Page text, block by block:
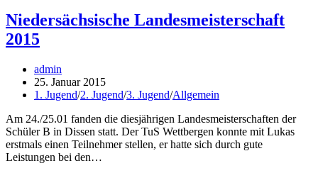
Niedersächsische Landesmeisterschaft
2015
Beitrags-
Autor:
admin
Beitrag
veröffentlicht:
25. Januar 2015
Beitrags-
1. Jugend/2. Jugend/3. Jugend/Allgemein
Am 24./25.01 fanden die diesjährigen Landesmeisterschaften der
Schüler B in Dissen statt. Der TuS Wettbergen konnte mit Lukas
erstmals einen Teilnehmer stellen, er hatte sich durch gute
Leistungen bei den…